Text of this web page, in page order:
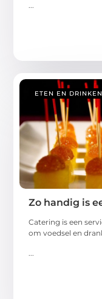
...
ETEN EN DRINKEN
Zo handig is
Catering is een
om voedsel en